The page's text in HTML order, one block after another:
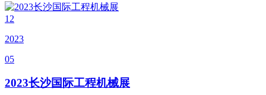
12
2023
05
2023长沙国际工程机械展